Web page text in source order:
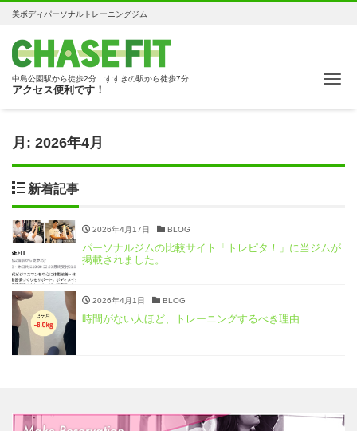
美ボディパーソナルトレーニングジム
中島公園駅から徒歩2分 すすきの駅から徒歩7分
アクセス便利です！
月: 2026年4月
新着記事
2026年4月17日 BLOG
パーソナルジムの比較サイト「トレピタ！」に当ジムが
掲載されました。
2026年4月1日 BLOG
時間がない人ほど、トレーニングするべき理由